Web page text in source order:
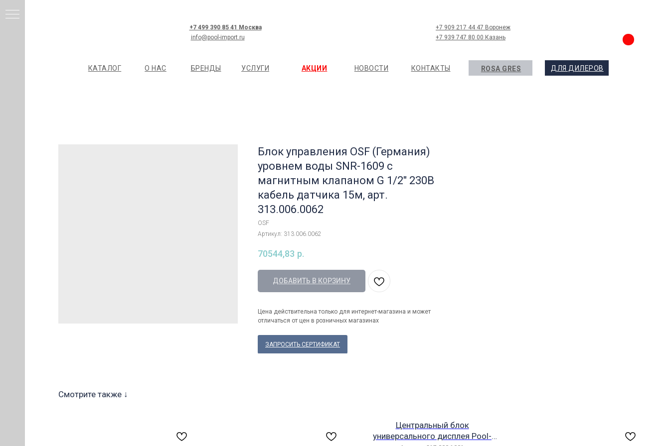
О НАС
КАТАЛОГ АКЦИИ НОВОСТИ КОНТАКТЫ ДЛЯ ДИЛЕРОВ
ROSA GRES
БРЕНДЫ УСЛУГИ
+7 499 390 85 41 Москва
info@pool-import.ru
+7 939 747 80 00 Казань
+7 909 217 44 47 Воронеж
Блок управления OSF (Германия)
уровнем воды SNR-1609 с
магнитным клапаном G 1/2" 230В
кабель датчика 15м, арт.
313.006.0062
OSF
Артикул: 313.006.0062
70544,83 р.
ДОБАВИТЬ В КОРЗИНУ
Цена действительна только для интернет-магазина и может
отличаться от цен в розничных магазинах
ЗАПРОСИТЬ СЕРТИФИКАТ
Смотрите также ↓
Центральный блок
универсального дисплея Pool-